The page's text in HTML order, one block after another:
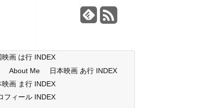
映画 は行 INDEX
About Me
日本映画 あ行 INDEX
映画 ま行 INDEX
フィール INDEX